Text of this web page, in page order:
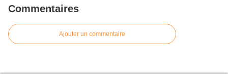
Commentaires
Ajouter un commentaire